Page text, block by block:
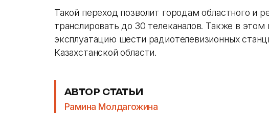
Такой переход позволит городам областного и
транслировать до 30 телеканалов. Также в этом
эксплуатацию шести радиотелевизионных
Казахстанской области.
АВТОР СТАТЬИ
Рамина Молдагожина